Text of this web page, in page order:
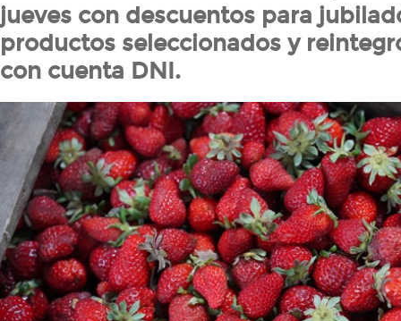
jueves con descuentos para
productos seleccionados y
con cuenta DNI.